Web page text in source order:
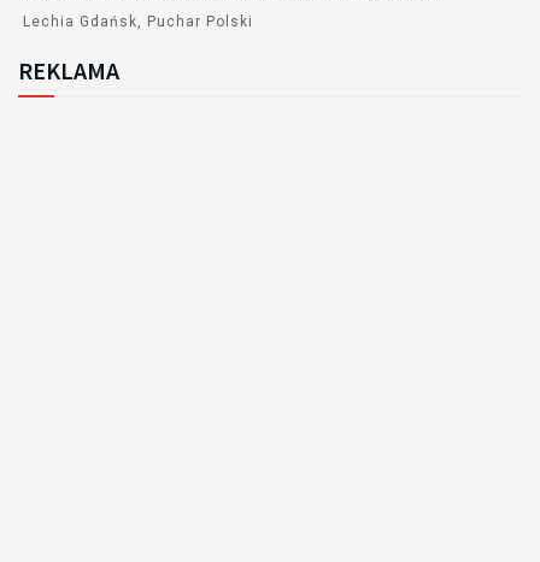
Lechia Gdańsk
Puchar Polski
REKLAMA